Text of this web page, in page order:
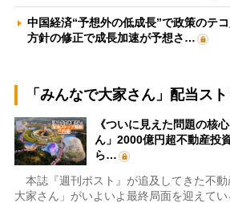
中国経済“予想外の低成長”で政策のテ
方針の修正で成長加速が予想さ…
「みんなで大家さん」配当ス
《ついに見えた問題の核
ん」2000億円超不動産投
ら…
本誌『週刊ポスト』が追及してきた不
大家さん」がいよいよ最終局面を迎えてい